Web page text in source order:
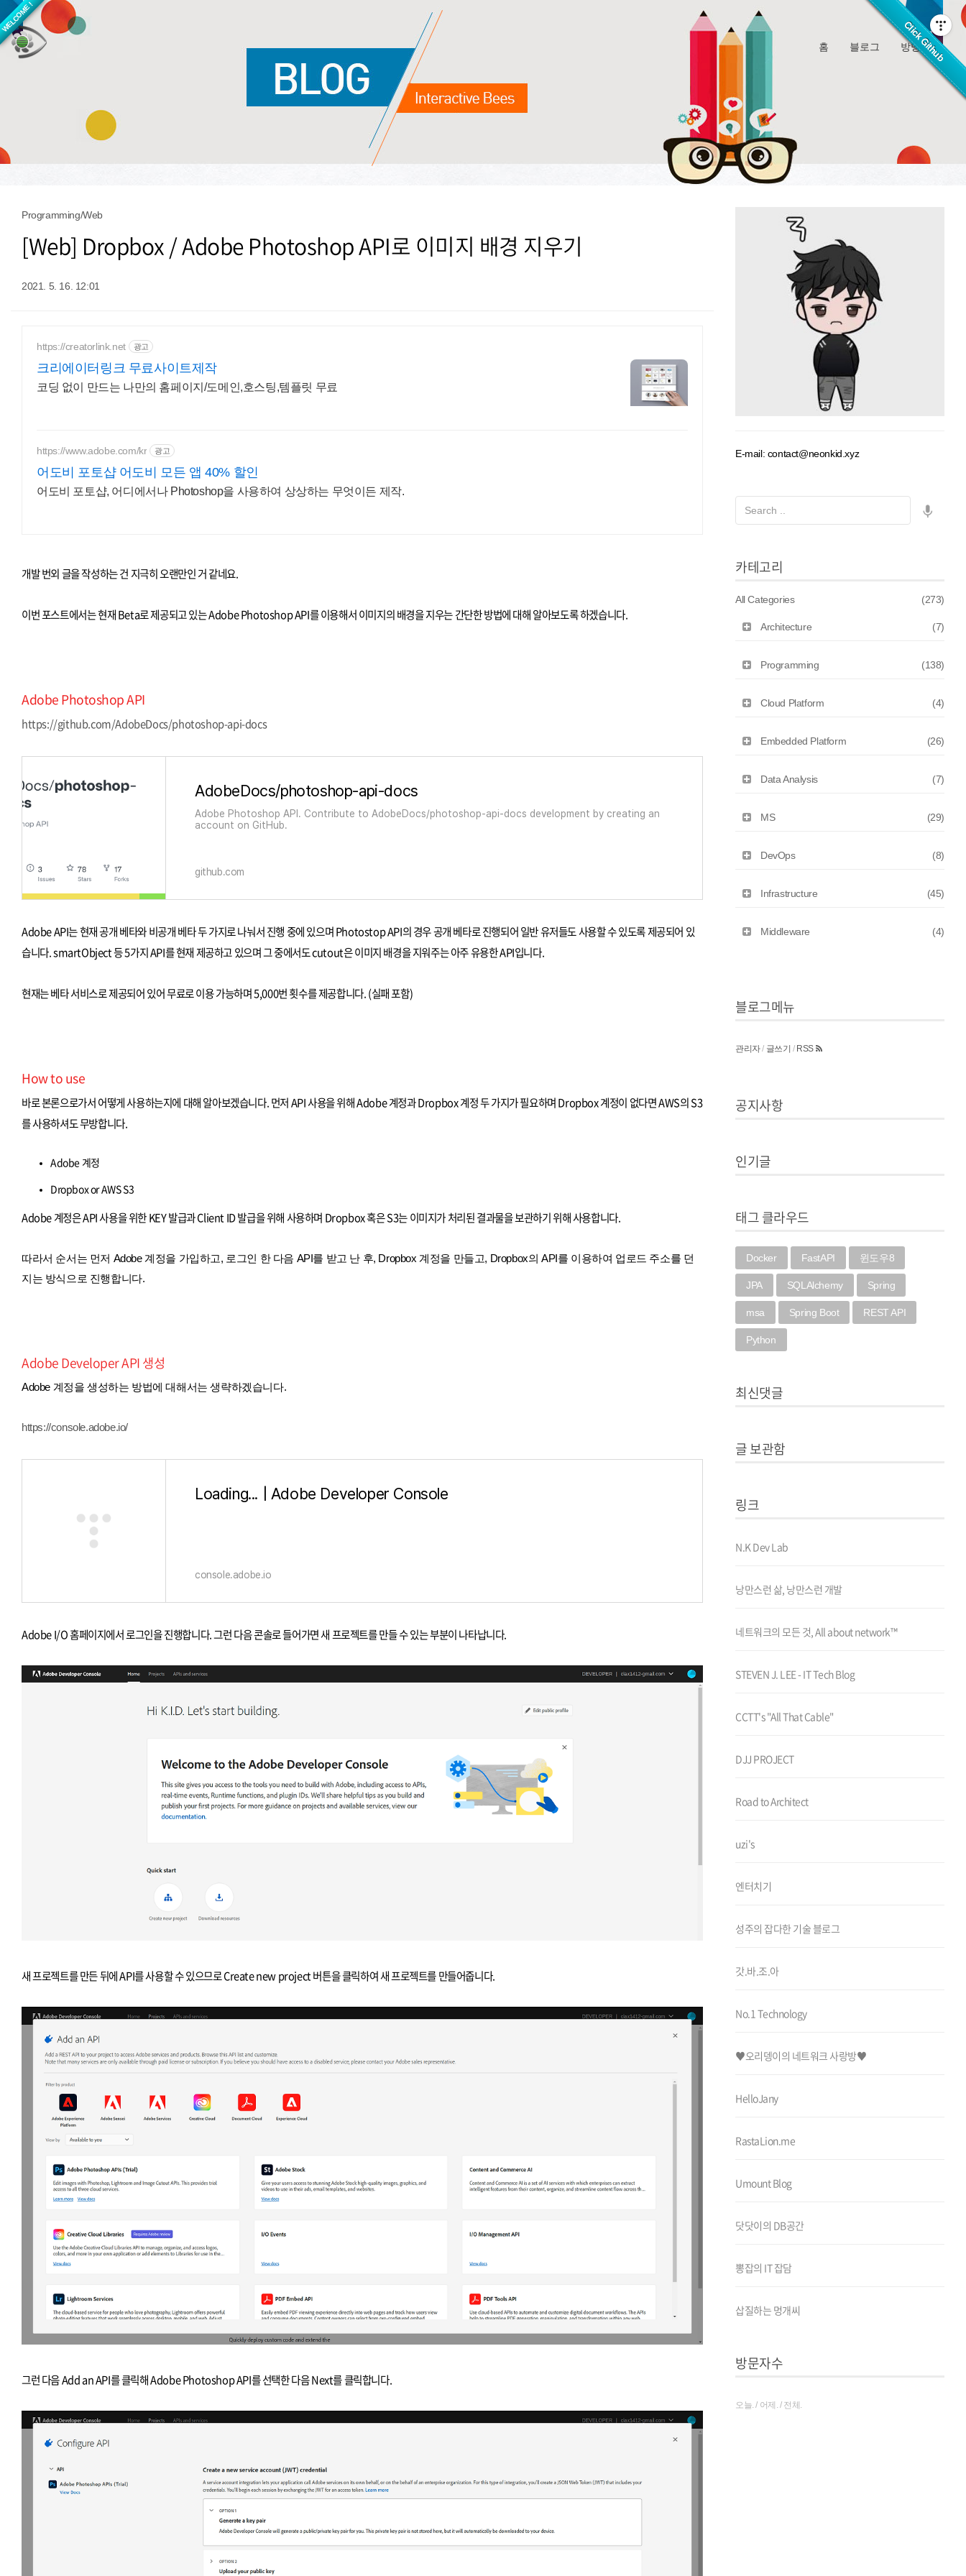
WELCOME !
홈 블로그 방명록
Programming/Web
[Web] Dropbox / Adobe Photoshop API로 이미지 배경 지우기
2021. 5. 16. 12:01
https://creatorlink.net 광고
크리에이터링크 무료사이트제작
코딩 없이 만드는 나만의 홈페이지/도메인,호스팅,템플릿 무료
https://www.adobe.com/kr 광고
어도비 포토샵 어도비 모든 앱 40% 할인
어도비 포토샵, 어디에서나 Photoshop을 사용하여 상상하는 무엇이든 제작.
개발 번외 글을 작성하는 건 지극히 오랜만인 거 같네요.
이번 포스트에서는 현재 Beta로 제공되고 있는 Adobe Photoshop API를 이용해서 이미지의 배경을 지우는 간단한 방법에 대해 알아보도록 하겠습니다.
Adobe Photoshop API
https://github.com/AdobeDocs/photoshop-api-docs
AdobeDocs/photoshop-api-docs
Adobe Photoshop API. Contribute to AdobeDocs/photoshop-api-docs development by creating an
account on GitHub.
github.com
Adobe API는 현재 공개 베타와 비공개 베타 두 가지로 나눠서 진행 중에 있으며 Photostop API의 경우 공개 베타로 진행되어 일반 유저들도 사용할 수 있도록 제공되어 있
습니다. smartObject 등 5가지 API를 현재 제공하고 있으며 그 중에서도 cutout은 이미지 배경을 지워주는 아주 유용한 API입니다.
현재는 베타 서비스로 제공되어 있어 무료로 이용 가능하며 5,000번 횟수를 제공합니다. (실패 포함)
How to use
바로 본론으로가서 어떻게 사용하는지에 대해 알아보겠습니다. 먼저 API 사용을 위해 Adobe 계정과 Dropbox 계정 두 가지가 필요하며 Dropbox 계정이 없다면 AWS의 S3
를 사용하셔도 무방합니다.
Adobe 계정
Dropbox or AWS S3
Adobe 계정은 API 사용을 위한 KEY 발급과 Client ID 발급을 위해 사용하며 Dropbox 혹은 S3는 이미지가 처리된 결과물을 보관하기 위해 사용합니다.
따라서 순서는 먼저 Adobe 계정을 가입하고, 로그인 한 다음 API를 받고 난 후, Dropbox 계정을 만들고, Dropbox의 API를 이용하여 업로드 주소를 던
지는 방식으로 진행합니다.
Adobe Developer API 생성
Adobe 계정을 생성하는 방법에 대해서는 생략하겠습니다.
https://console.adobe.io/
Loading... | Adobe Developer Console
console.adobe.io
Adobe I/O 홈페이지에서 로그인을 진행합니다. 그런 다음 콘솔로 들어가면 새 프로젝트를 만들 수 있는 부분이 나타납니다.
새 프로젝트를 만든 뒤에 API를 사용할 수 있으므로 Create new project 버튼을 클릭하여 새 프로젝트를 만들어줍니다.
그런 다음 Add an API를 클릭해 Adobe Photoshop API를 선택한 다음 Next를 클릭합니다.
E-mail: contact@neonkid.xyz
카테고리
All Categories (273)
Architecture (7)
Programming (138)
Cloud Platform (4)
Embedded Platform (26)
Data Analysis (7)
MS (29)
DevOps (8)
Infrastructure (45)
Middleware (4)
블로그메뉴
관리자/ 글쓰기 / RSS
공지사항
인기글
태그 클라우드
Docker FastAPI 윈도우8
JPA SQLAlchemy Spring
msa Spring Boot REST API
Python
최신댓글
글 보관함
링크
N.K Dev Lab
낭만스런 삶, 낭만스런 개발
네트워크의 모든 것, All about network™
STEVEN J. LEE - IT Tech Blog
CCTT's "All That Cable"
DJJ PROJECT
Road to Architect
uzi's
엔터치기
성주의 잡다한 기술 블로그
갓.바.조.아
No.1 Technology
♥오리뎅이의 네트워크 사랑방♥
HelloJany
RastaLion.me
Umount Blog
닷닷이의 DB공간
뽕잡의 IT 잡담
삽질하는 멍개씨
방문자수
오늘. / 어제. / 전체.